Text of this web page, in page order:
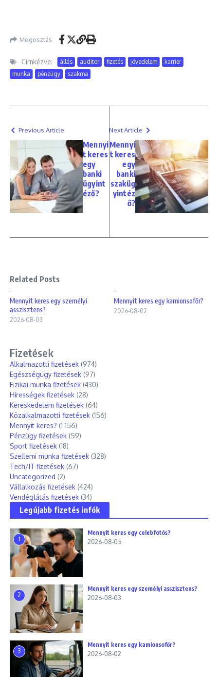
Megosztás
Címkézve: állás auditor fizetés jövedelem
karrier
munka
pénzügy szakma
Previous Article
Mennyi
t keres
egy
banki
ügyint
éző?
Next Article
Mennyi
t keres
egy
banki
szaküg
yintéz
ő?
Related Posts
Mennyit keres egy személyi
asszisztens?
2026-08-03
Mennyit keres egy kamionsofőr?
2026-08-02
Fizetések
Alkalmazotti fizetések (974)
Egészségügy fizetések (97)
Fizikai munka fizetések (430)
Hírességek fizetések (28)
Kereskedelem fizetések (64)
Közalkalmazotti fizetések (156)
Mennyit keres? (1 156)
Pénzügy fizetések (59)
Sport fizetések (18)
Szellemi munka fizetések (328)
Tech/IT fizetések (67)
Uncategorized (2)
Vállalkozás fizetések (424)
Vendéglátás fizetések (34)
Legújabb fizetés infók
1
Mennyit keres egy celebfotós?
2026-08-05
2
Mennyit keres egy személyi asszisztens?
2026-08-03
3
Mennyit keres egy kamionsofőr?
2026-08-02